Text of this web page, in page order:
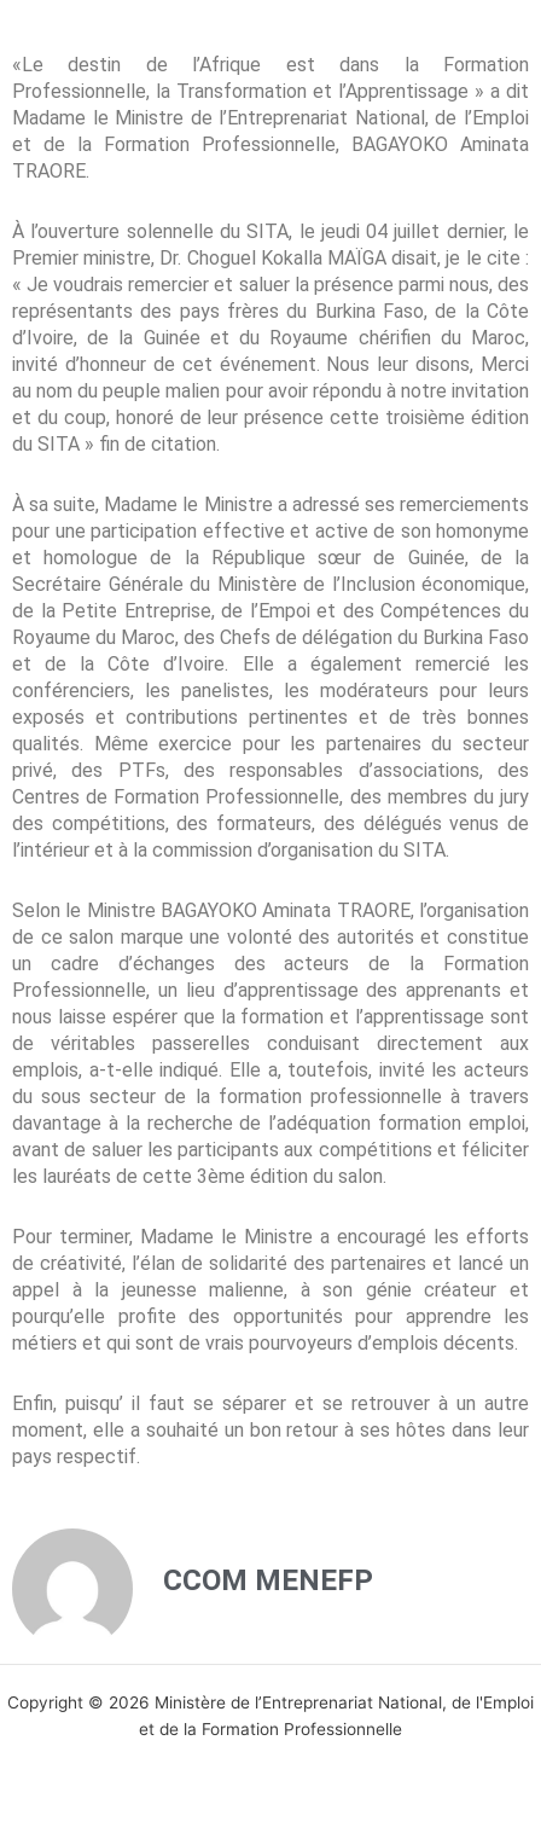
«Le destin de l’Afrique est dans la Formation
Professionnelle, la Transformation et l’Apprentissage » a dit
Madame le Ministre de l’Entreprenariat National, de l’Emploi
et de la Formation Professionnelle, BAGAYOKO Aminata
TRAORE.
À l’ouverture solennelle du SITA, le jeudi 04 juillet dernier, le
Premier ministre, Dr. Choguel Kokalla MAÏGA disait, je le cite :
« Je voudrais remercier et saluer la présence parmi nous, des
représentants des pays frères du Burkina Faso, de la Côte
d’Ivoire, de la Guinée et du Royaume chérifien du Maroc,
invité d’honneur de cet événement. Nous leur disons, Merci
au nom du peuple malien pour avoir répondu à notre invitation
et du coup, honoré de leur présence cette troisième édition
du SITA » fin de citation.
À sa suite, Madame le Ministre a adressé ses remerciements
pour une participation effective et active de son homonyme
et homologue de la République sœur de Guinée, de la
Secrétaire Générale du Ministère de l’Inclusion économique,
de la Petite Entreprise, de l’Empoi et des Compétences du
Royaume du Maroc, des Chefs de délégation du Burkina Faso
et de la Côte d’Ivoire. Elle a également remercié les
conférenciers, les panelistes, les modérateurs pour leurs
exposés et contributions pertinentes et de très bonnes
qualités. Même exercice pour les partenaires du secteur
privé, des PTFs, des responsables d’associations, des
Centres de Formation Professionnelle, des membres du jury
des compétitions, des formateurs, des délégués venus de
l’intérieur et à la commission d’organisation du SITA.
Selon le Ministre BAGAYOKO Aminata TRAORE, l’organisation
de ce salon marque une volonté des autorités et constitue
un cadre d’échanges des acteurs de la Formation
Professionnelle, un lieu d’apprentissage des apprenants et
nous laisse espérer que la formation et l’apprentissage sont
de véritables passerelles conduisant directement aux
emplois, a-t-elle indiqué. Elle a, toutefois, invité les acteurs
du sous secteur de la formation professionnelle à travers
davantage à la recherche de l’adéquation formation emploi,
avant de saluer les participants aux compétitions et féliciter
les lauréats de cette 3ème édition du salon.
Pour terminer, Madame le Ministre a encouragé les efforts
de créativité, l’élan de solidarité des partenaires et lancé un
appel à la jeunesse malienne, à son génie créateur et
pourqu’elle profite des opportunités pour apprendre les
métiers et qui sont de vrais pourvoyeurs d’emplois décents.
Enfin, puisqu’ il faut se séparer et se retrouver à un autre
moment, elle a souhaité un bon retour à ses hôtes dans leur
pays respectif.
CCOM MENEFP
Copyright © 2026 Ministère de l’Entreprenariat National, de l'Emploi
et de la Formation Professionnelle